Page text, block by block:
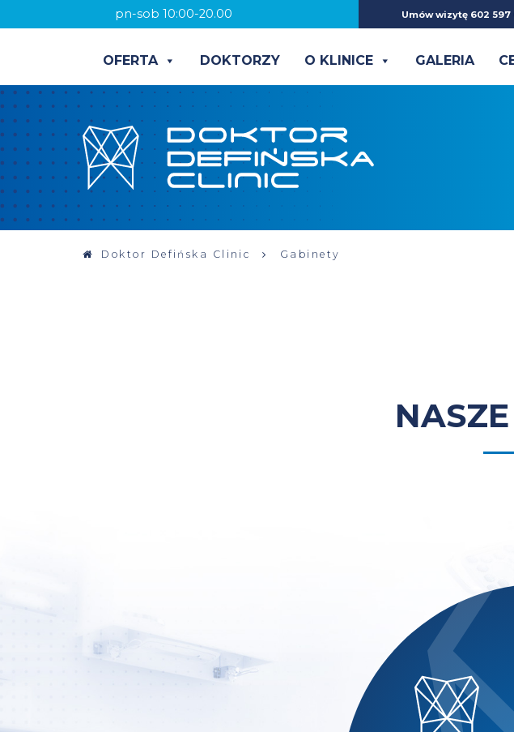
pn-sob 10:00-20.00 Umów wizytę 602 597
OFERTA DOKTORZY O KLINICE GALERIA
Doktor Defińska Clinic Gabinety